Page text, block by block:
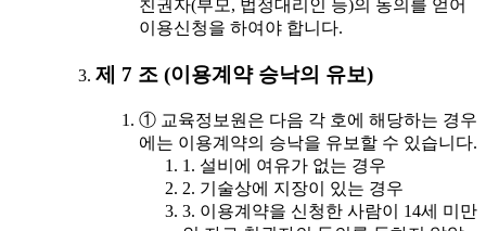
친권자(부모, 법정대리인 등)의 동의를 얻어
이용신청을 하여야 합니다.
제 7 조 (이용계약 승낙의 유보)
① 교육정보원은 다음 각 호에 해당하는 경우
에는 이용계약의 승낙을 유보할 수 있습니다.
1. 설비에 여유가 없는 경우
2. 기술상에 지장이 있는 경우
3. 이용계약을 신청한 사람이 14세 미만